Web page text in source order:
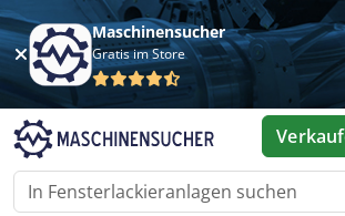
Maschinensucher
Gratis im Store